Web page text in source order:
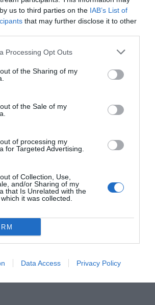
us to third parties on the IAB’s List of
that may further disclose it to other
Processing Opt Outs
of the Sharing of my
of the Sale of my
of processing my
for Targeted Advertising.
of Collection, Use,
and/or Sharing of my
that Is Unrelated with the
it was collected.
Data Access Privacy Policy
Egy kicsi szórakozásra vágysz? Ezt
kvíz: Itt egy új teszt. Csak most és
nélkül